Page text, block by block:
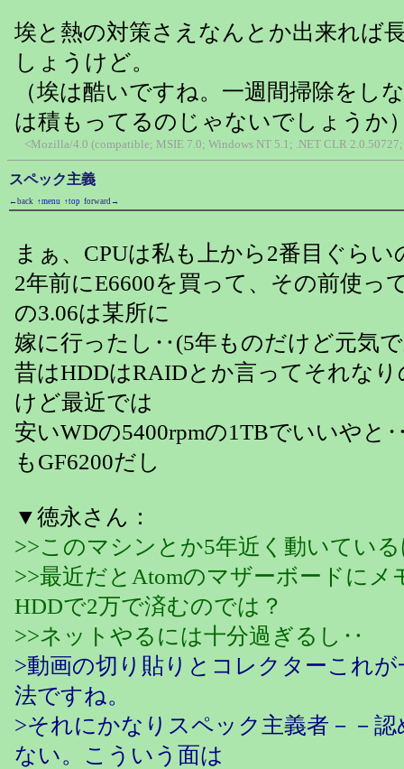
埃と熱の対策さえなんとか出来れば
しょうけど。
（埃は酷いですね。一週間掃除をし
は積もってるのじゃないでしょうか
<Mozilla/4.0 (compatible; MSIE 7.0; Windows NT 5.1; .NET CLR
スペック主義
←back ↑menu ↑top forward→
まぁ、CPUは私も上から2番目ぐら
2年前にE6600を買って、その前使っ
の3.06は某所に
嫁に行ったし‥(5年ものだけど元気
昔はHDDはRAIDとか言ってそれな
けど最近では
安いWDの5400rpmの1TBでいいや
もGF6200だし
▼徳永さん：
>>このマシンとか5年近く動いてい
>>最近だとAtomのマザーボードにメ
HDDで2万で済むのでは？
>>ネットやるには十分過ぎるし‥
>動画の切り貼りとコレクターこれが
法ですね。
>それにかなりスペック主義者－－
ない。こういう面は